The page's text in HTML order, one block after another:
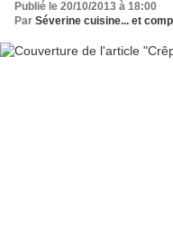
Publié le 20/10/2013 à 18:00
Par Séverine cuisine... et